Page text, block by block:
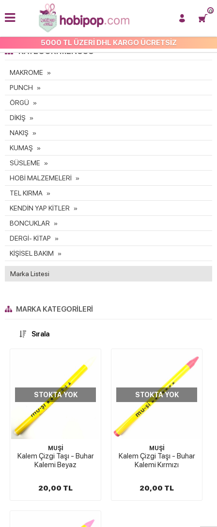
5000 TL ÜZERİ DHL KARGO ÜCRETSİZ
0
KATEGORI MENÜSÜ
MAKROME
PUNCH
ÖRGÜ
DİKİŞ
NAKIŞ
KUMAŞ
SÜSLEME
HOBİ MALZEMELERİ
TEL KIRMA
KENDİN YAP KİTLER
BONCUKLAR
DERGİ- KİTAP
KİŞİSEL BAKIM
Marka Listesi
MARKA KATEGORILERI
Sırala
STOKTA YOK
MUŞİ
Kalem Çizgi Taşı - Buhar
Kalemi Beyaz
20,00 TL
STOKTA YOK
MUŞİ
Kalem Çizgi Taşı - Buhar
Kalemi Kırmızı
20,00 TL